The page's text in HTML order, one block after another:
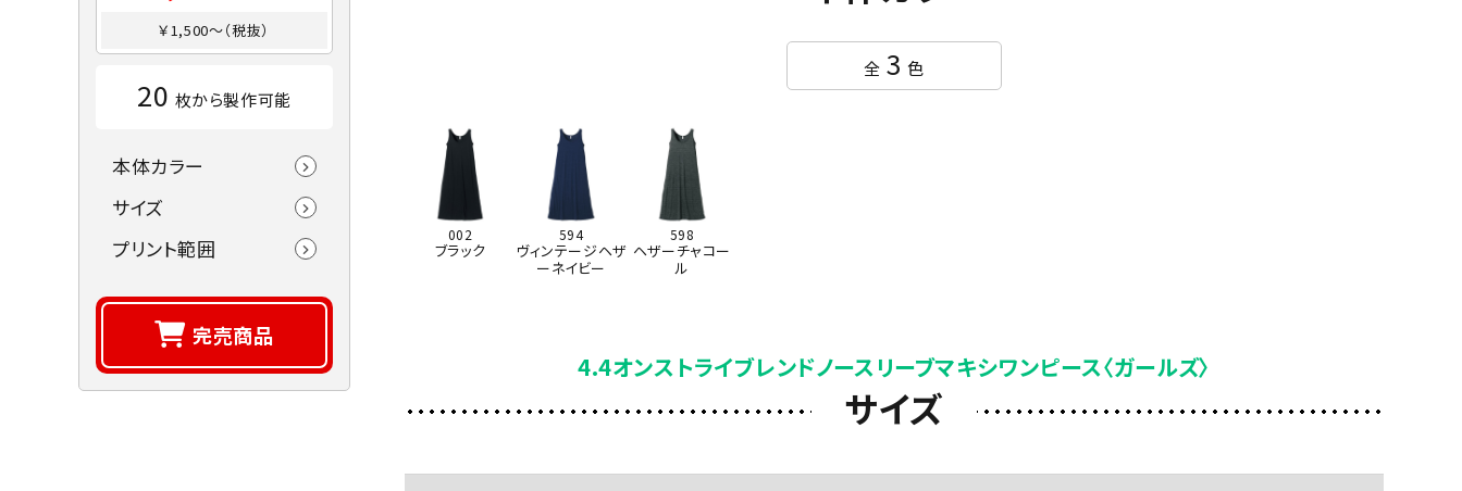
￥1,500～（税抜）
20 枚から製作可能
本体カラー
サイズ
プリント範囲
完売商品
全 3 色
002
ブラック
594
ヴィンテージヘザ
ーネイビー
598
ヘザーチャコー
ル
4.4オンストライブレンドノースリーブマキシワンピース〈ガールズ〉
サイズ